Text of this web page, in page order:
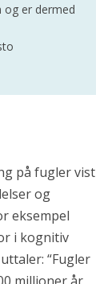
og er dermed
på fugler vist
og
eksempel
i kognitiv
“Fugler
millioner år,